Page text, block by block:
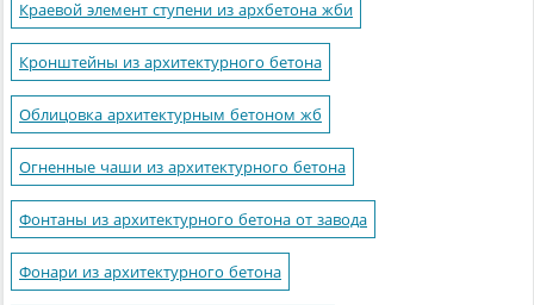
Краевой элемент ступени из архбетона жби
Кронштейны из архитектурного бетона
Облицовка архитектурным бетоном жб
Огненные чаши из архитектурного бетона
Фонтаны из архитектурного бетона от завода
Фонари из архитектурного бетона